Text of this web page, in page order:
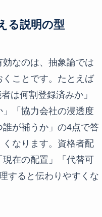
る説明の型
なのは、抽象論では
ことです。たとえば
は何割登録済みか」
」「協力会社の浸透度
が補うか」の4点で答
なります。資格者配
在の配置」「代替可
すると伝わりやすくな